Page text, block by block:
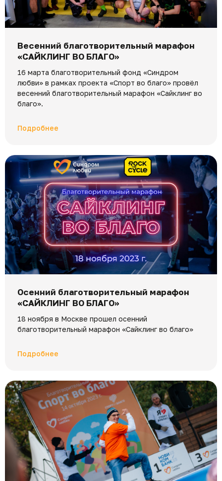
Весенний благотворительный марафон
«САЙКЛИНГ ВО БЛАГО»
16 марта благотворительный фонд «Синдром
любви» в рамках проекта «Спорт во благо» провёл
весенний благотворительный марафон «Сайклинг во
благо».
Подробнее
Осенний благотворительный марафон
«САЙКЛИНГ ВО БЛАГО»
18 ноября в Москве прошел осенний
благотворительный марафон «Сайклинг во благо»
Подробнее